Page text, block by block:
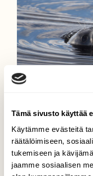
Tämä sivusto käyttää
Käytämme evästeitä
räätälöimiseen,
tukemiseen ja
jaamme sosiaalisen
Uusi
että
laji –
julkaisu